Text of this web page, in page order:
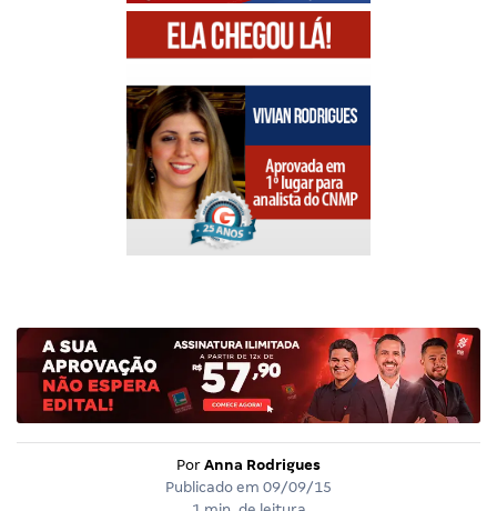
Por Anna Rodrigues
Publicado em 09/09/15